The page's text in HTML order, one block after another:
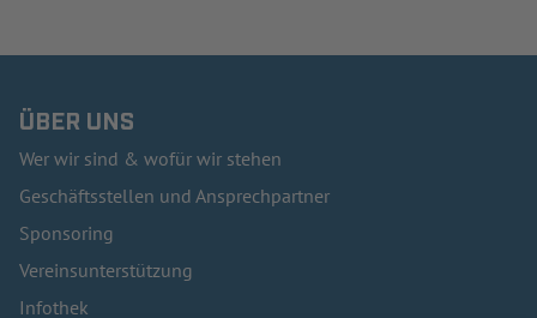
ÜBER UNS
Wer wir sind & wofür wir stehen
Geschäftsstellen und Ansprechpartner
Sponsoring
Vereinsunterstützung
Infothek